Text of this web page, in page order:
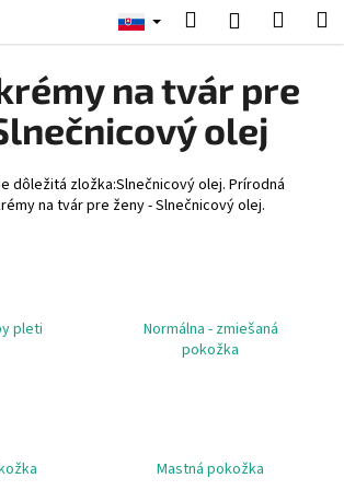
HľadaťPrihlásenie
na tvár pre
olej
dôležitá zložka:Slnečnicový olej. Prírodná
na tvár pre ženy - Slnečnicový olej.
pleti
Normálna - zmiešaná
pokožka
Mastná pokožka